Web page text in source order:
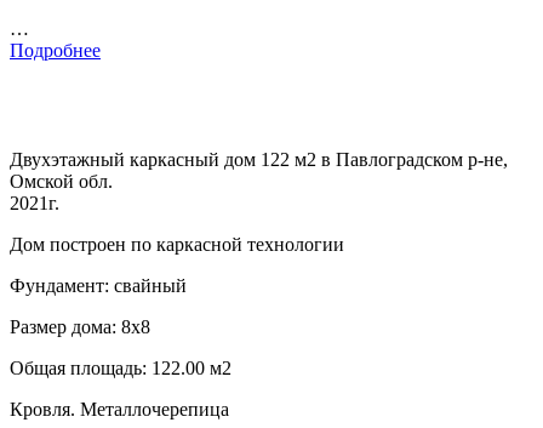
…
Подробнее
Двухэтажный каркасный дом 122 м2 в Павлоградском р-не,
Омской обл.
2021г.
Дом построен по каркасной технологии
Фундамент: свайный
Размер дома: 8х8
Общая площадь: 122.00 м2
Кровля. Металлочерепица